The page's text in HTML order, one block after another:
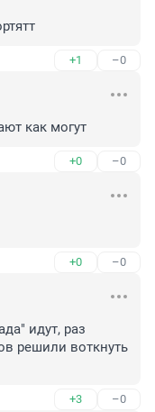
+1 –0
как могут
+0 –0
+0 –0
идут, раз
решили воткнуть
+3 –0